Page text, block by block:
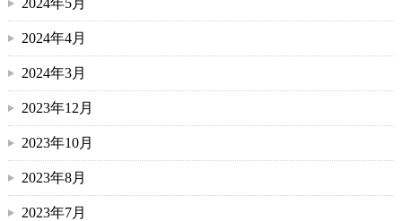
2024年5月
2024年4月
2024年3月
2023年12月
2023年10月
2023年8月
2023年7月